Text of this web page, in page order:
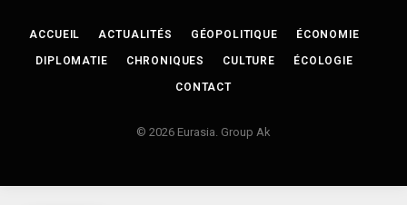
ACCUEIL ACTUALITÉS GÉOPOLITIQUE ÉCONOMIE
DIPLOMATIE CHRONIQUES CULTURE ÉCOLOGIE
CONTACT
© 2026 Eurasia. Group Ak